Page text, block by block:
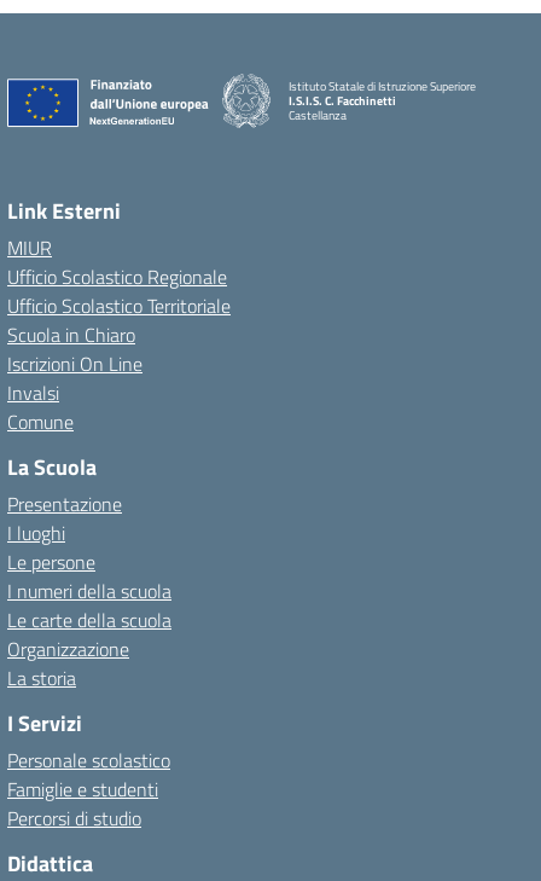
Istituto Statale di Istruzione Superiore
I.S.I.S. C. Facchinetti
Castellanza
Link Esterni
MIUR
Ufficio Scolastico Regionale
Ufficio Scolastico Territoriale
Scuola in Chiaro
Iscrizioni On Line
Invalsi
Comune
La Scuola
Presentazione
I luoghi
Le persone
I numeri della scuola
Le carte della scuola
Organizzazione
La storia
I Servizi
Personale scolastico
Famiglie e studenti
Percorsi di studio
Didattica